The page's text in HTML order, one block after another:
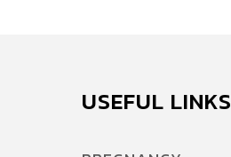
USEFUL LINKS